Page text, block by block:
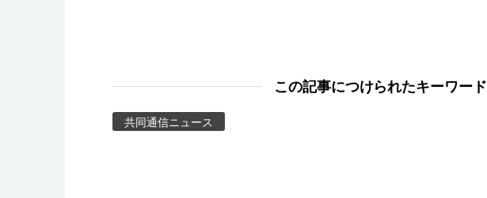
この記事につけられたキーワード
共同通信ニュース